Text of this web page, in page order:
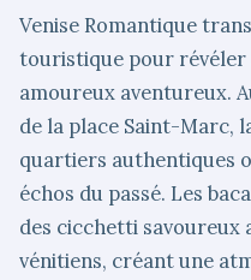
Venise Romantique
touristique pour révéler
amoureux aventureux.
de la place Saint-Marc,
quartiers authentiques
échos du passé. Les
des cicchetti savoureux
vénitiens, créant une